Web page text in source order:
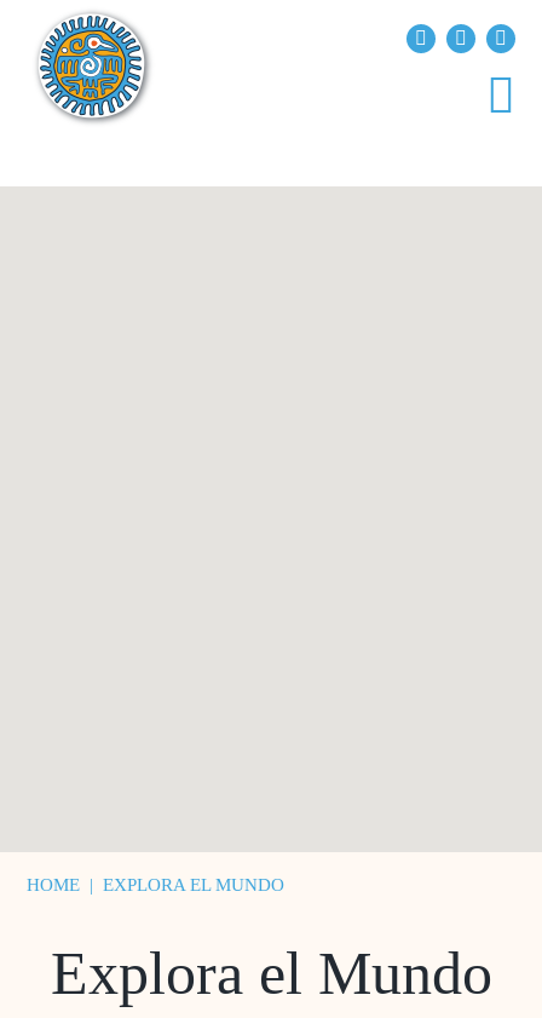
replica rolex air king watches
HOME |EXPLORA EL MUNDO
Explora el Mundo